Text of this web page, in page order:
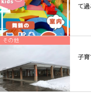
て過
その他
子